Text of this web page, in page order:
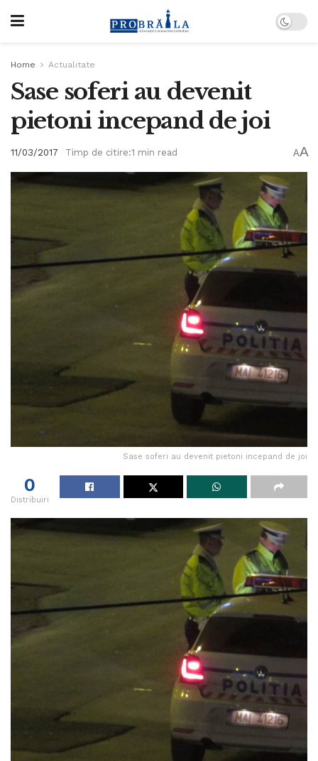
Home Actualitate
Sase soferi au devenit
pietoni incepand de joi
11/03/2017 Timp de citire:1 min read AA
Sase soferi au devenit pietoni incepand de joi
0
Distribuiri